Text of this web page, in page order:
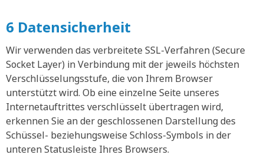
6 Datensicherheit
Wir verwenden das verbreitete SSL-Verfahren (Secure
Socket Layer) in Verbindung mit der jeweils höchsten
Verschlüsselungsstufe, die von Ihrem Browser
unterstützt wird. Ob eine einzelne Seite unseres
Internetauftrittes verschlüsselt übertragen wird,
erkennen Sie an der geschlossenen Darstellung des
Schüssel- beziehungsweise Schloss-Symbols in der
unteren Statusleiste Ihres Browsers.